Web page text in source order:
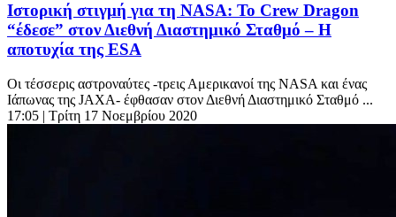
Ιστορική στιγμή για τη NASA: Το Crew Dragon
“έδεσε” στον Διεθνή Διαστημικό Σταθμό – Η
αποτυχία της ESA
Οι τέσσερις αστροναύτες -τρεις Αμερικανοί της NASA και ένας
Ιάπωνας της JAXA- έφθασαν στον Διεθνή Διαστημικό Σταθμό ...
17:05 | Τρίτη 17 Νοεμβρίου 2020